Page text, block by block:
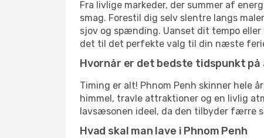
Fra livlige markeder, der summer af
smag. Forestil dig selv slentre langs
sjov og spænding. Uanset dit tempo
det til det perfekte valg til din næste
Hvornår er det bedste tidspunkt
Timing er alt! Phnom Penh skinner hele
himmel, travle attraktioner og en livlig
lavsæsonen ideel, da den tilbyder færre
Hvad skal man lave i Phnom Penh